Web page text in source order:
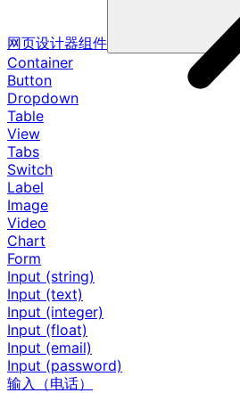
网页设计器组件
Container
Button
Dropdown
Table
View
Tabs
Switch
Label
Image
Video
Chart
Form
Input (string)
Input (text)
Input (integer)
Input (float)
Input (email)
Input (password)
输入（电话）